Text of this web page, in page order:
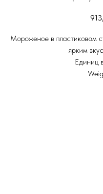
Мороженое в пластиковом
ярким
Единиц